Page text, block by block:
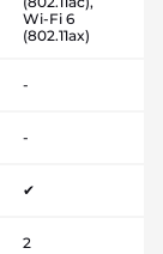
Wi-Fi 6
(802.11ax)
-
-
✔
2